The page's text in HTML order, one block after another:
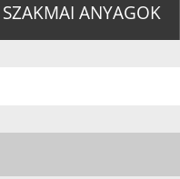
SZAKMAI ANYAGOK